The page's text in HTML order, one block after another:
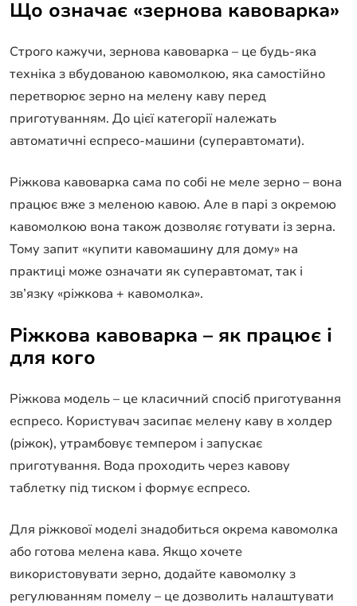
Що означає «зернова кавоварка»
Строго кажучи, зернова кавоварка – це будь-яка
техніка з вбудованою кавомолкою, яка самостійно
перетворює зерно на мелену каву перед
приготуванням. До цієї категорії належать
автоматичні еспресо-машини (суперавтомати).
Ріжкова кавоварка сама по собі не меле зерно – вона
працює вже з меленою кавою. Але в парі з окремою
кавомолкою вона також дозволяє готувати із зерна.
Тому запит «купити кавомашину для дому» на
практиці може означати як суперавтомат, так і
зв’язку «ріжкова + кавомолка».
Ріжкова кавоварка – як працює і
для кого
Ріжкова модель – це класичний спосіб приготування
еспресо. Користувач засипає мелену каву в холдер
(ріжок), утрамбовує темпером і запускає
приготування. Вода проходить через кавову
таблетку під тиском і формує еспресо.
Для ріжкової моделі знадобиться окрема кавомолка
або готова мелена кава. Якщо хочете
використовувати зерно, додайте кавомолку з
регулюванням помелу – це дозволить налаштувати